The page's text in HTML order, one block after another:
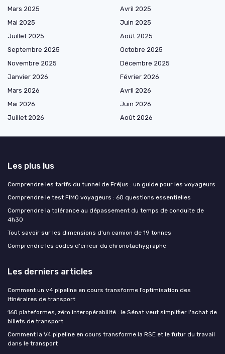
Mars 2025
Avril 2025
Mai 2025
Juin 2025
Juillet 2025
Août 2025
Septembre 2025
Octobre 2025
Novembre 2025
Décembre 2025
Janvier 2026
Février 2026
Mars 2026
Avril 2026
Mai 2026
Juin 2026
Juillet 2026
Août 2026
Les plus lus
Comprendre les tarifs du tunnel de Fréjus : un guide pour les voyageurs
Comprendre le test FIMO voyageurs : 60 questions essentielles
Comprendre la tolérance au dépassement du temps de conduite de
4h30
Tout savoir sur les dimensions d'un camion de 19 tonnes
Comprendre les codes d'erreur du chronotachygraphe
Les derniers articles
Comment un v4 pipeline en cours transforme l’optimisation des
itinéraires de transport
160 plateformes, zéro interopérabilité : le Sénat veut simplifier l'achat de
billets de transport
Comment la V4 pipeline en cours transforme la RSE et le futur du travail
dans le transport